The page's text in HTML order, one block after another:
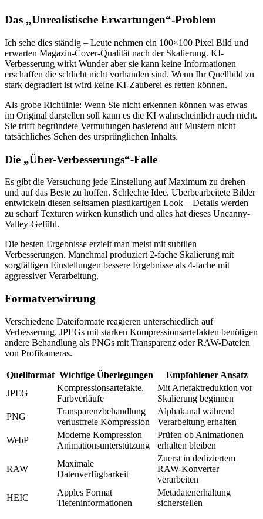
Das „Unrealistische Erwartungen“-Problem
Ich sehe dies ständig – Leute nehmen ein 100×100 Pixel Bild und
erwarten Magazin-Cover-Qualität nach der Skalierung. KI-
Verbesserung wirkt Wunder aber sie kann keine Informationen
erschaffen die schlicht nicht vorhanden sind. Wenn Ihr Quellbild zu
stark degradiert ist wird keine KI-Zauberei es retten können.
Als grobe Richtlinie: Wenn Sie nicht erkennen können was etwas
im Original darstellen soll kann es die KI wahrscheinlich auch nicht.
Sie trifft begründete Vermutungen basierend auf Mustern nicht
tatsächliches Sehen des ursprünglichen Inhalts.
Die „Über-Verbesserungs“-Falle
Es gibt die Versuchung jede Einstellung auf Maximum zu drehen
und auf das Beste zu hoffen. Schlechte Idee. Überbearbeitete Bilder
entwickeln diesen seltsamen plastikartigen Look – Details werden
zu scharf Texturen wirken künstlich und alles hat dieses Uncanny-
Valley-Gefühl.
Die besten Ergebnisse erzielt man meist mit subtilen
Verbesserungen. Manchmal produziert 2-fache Skalierung mit
sorgfältigen Einstellungen bessere Ergebnisse als 4-fache mit
aggressiver Verarbeitung.
Formatverwirrung
Verschiedene Dateiformate reagieren unterschiedlich auf
Verbesserung. JPEGs mit starken Kompressionsartefakten benötigen
andere Behandlung als PNGs mit Transparenz oder RAW-Dateien
von Profikameras.
Quellformat Wichtige Überlegungen
Empfohlener Ansatz
JPEG
Kompressionsartefakte,
Farbverläufe
Mit Artefaktreduktion vor
Skalierung beginnen
PNG
Transparenzbehandlung
verlustfreie Kompression
Alphakanal während
Verarbeitung erhalten
WebP
Moderne Kompression
Animationsunterstützung
Prüfen ob Animationen
erhalten bleiben
RAW
Maximale
Datenverfügbarkeit
Zuerst in dediziertem
RAW-Konverter
verarbeiten
HEIC
Apples Format
Tiefeninformationen
Metadatenerhaltung
sicherstellen